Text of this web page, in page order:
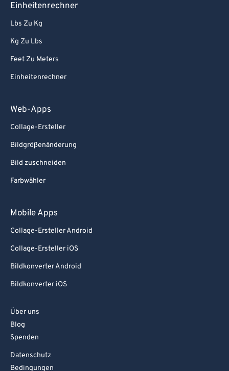
Einheitenrechner
Lbs Zu Kg
Kg Zu Lbs
Feet Zu Meters
Einheitenrechner
Web-Apps
Collage-Ersteller
Bildgrößenänderung
Bild zuschneiden
Farbwähler
Mobile Apps
Collage-Ersteller Android
Collage-Ersteller iOS
Bildkonverter Android
Bildkonverter iOS
Über uns
Blog
Spenden
Datenschutz
Bedingungen